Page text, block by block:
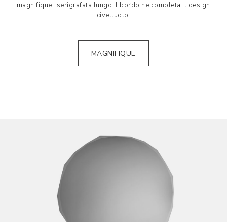
magnifique” serigrafata lungo il bordo ne completa il design
civettuolo.
MAGNIFIQUE